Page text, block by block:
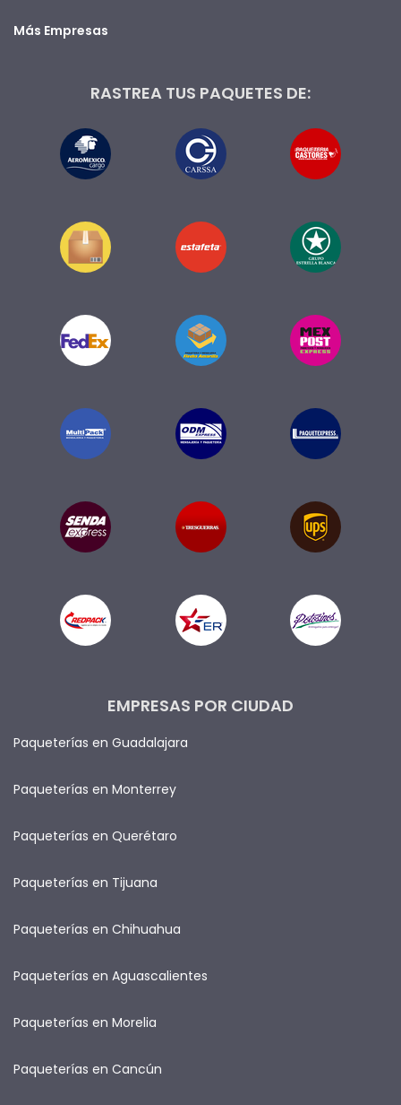
Más Empresas
RASTREA TUS PAQUETES DE:
EMPRESAS POR CIUDAD
Paqueterías en Guadalajara
Paqueterías en Monterrey
Paqueterías en Querétaro
Paqueterías en Tijuana
Paqueterías en Chihuahua
Paqueterías en Aguascalientes
Paqueterías en Morelia
Paqueterías en Cancún